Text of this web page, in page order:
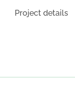
Project details